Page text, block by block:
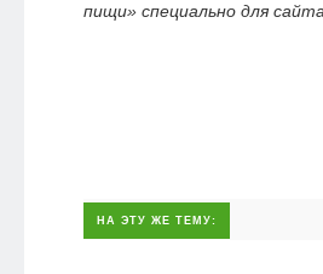
пищи» специально для
НА ЭТУ ЖЕ ТЕМУ: